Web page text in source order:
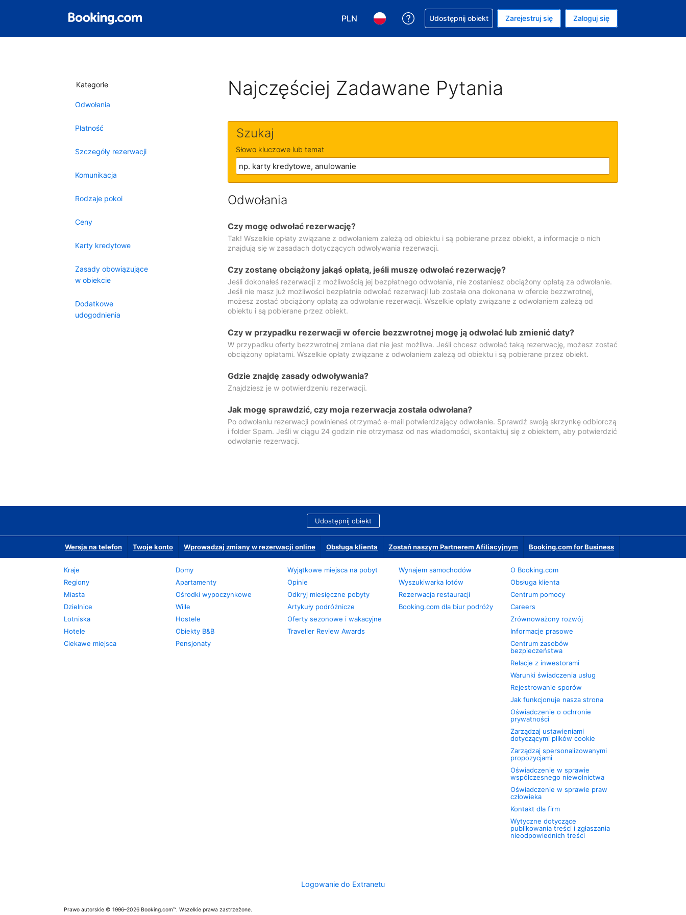
PLN
Wybierz walutę. Wybrana waluta to Złoty polski
Wybierz język. Wybrany język to Polski
Uzyskaj pomoc w sprawie rezerwacji
Udostępnij obiekt Zarejestruj się Zaloguj się
Kategorie
Odwołania
Płatność
Szczegóły rezerwacji
Komunikacja
Rodzaje pokoi
Ceny
Karty kredytowe
Zasady obowiązujące
w obiekcie
Dodatkowe
udogodnienia
Najczęściej Zadawane Pytania
Szukaj
Słowo kluczowe lub temat
Odwołania
Czy mogę odwołać rezerwację?
Tak! Wszelkie opłaty związane z odwołaniem zależą od obiektu i są pobierane przez obiekt, a informacje o nich
znajdują się w zasadach dotyczących odwoływania rezerwacji.
Czy zostanę obciążony jakąś opłatą, jeśli muszę odwołać rezerwację?
Jeśli dokonałeś rezerwacji z możliwością jej bezpłatnego odwołania, nie zostaniesz obciążony opłatą za odwołanie.
Jeśli nie masz już możliwości bezpłatnie odwołać rezerwacji lub została ona dokonana w ofercie bezzwrotnej,
możesz zostać obciążony opłatą za odwołanie rezerwacji. Wszelkie opłaty związane z odwołaniem zależą od
obiektu i są pobierane przez obiekt.
Czy w przypadku rezerwacji w ofercie bezzwrotnej mogę ją odwołać lub zmienić daty?
W przypadku oferty bezzwrotnej zmiana dat nie jest możliwa. Jeśli chcesz odwołać taką rezerwację, możesz zostać
obciążony opłatami. Wszelkie opłaty związane z odwołaniem zależą od obiektu i są pobierane przez obiekt.
Gdzie znajdę zasady odwoływania?
Znajdziesz je w potwierdzeniu rezerwacji.
Jak mogę sprawdzić, czy moja rezerwacja została odwołana?
Po odwołaniu rezerwacji powinieneś otrzymać e-mail potwierdzający odwołanie. Sprawdź swoją skrzynkę odbiorczą
i folder Spam. Jeśli w ciągu 24 godzin nie otrzymasz od nas wiadomości, skontaktuj się z obiektem, aby potwierdzić
odwołanie rezerwacji.
Udostępnij obiekt
Wersja na telefon Twoje konto Wprowadzaj zmiany w rezerwacji online Obsługa klienta Zostań naszym Partnerem Afiliacyjnym Booking.com for Business
Kraje
Regiony
Miasta
Dzielnice
Lotniska
Hotele
Ciekawe miejsca
Domy
Apartamenty
Ośrodki wypoczynkowe
Wille
Hostele
Obiekty B&B
Pensjonaty
Wyjątkowe miejsca na pobyt
Opinie
Odkryj miesięczne pobyty
Artykuły podróżnicze
Oferty sezonowe i wakacyjne
Traveller Review Awards
Wynajem samochodów
Wyszukiwarka lotów
Rezerwacja restauracji
Booking.com dla biur podróży
O Booking.com
Obsługa klienta
Centrum pomocy
Careers
Zrównoważony rozwój
Informacje prasowe
Centrum zasobów
bezpieczeństwa
Relacje z inwestorami
Warunki świadczenia usług
Rejestrowanie sporów
Jak funkcjonuje nasza strona
Oświadczenie o ochronie
prywatności
Zarządzaj ustawieniami
dotyczącymi plików cookie
Zarządzaj spersonalizowanymi
propozycjami
Oświadczenie w sprawie
współczesnego niewolnictwa
Oświadczenie w sprawie praw
człowieka
Kontakt dla firm
Wytyczne dotyczące
publikowania treści i zgłaszania
nieodpowiednich treści
Logowanie do Extranetu
Prawo autorskie © 1996–2026 Booking.com™. Wszelkie prawa zastrzeżone.